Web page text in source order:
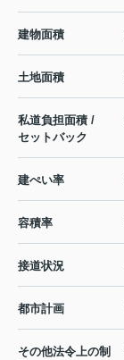
建物面積
土地面積
私道負担面積 /
セットバック
建ぺい率
容積率
接道状況
都市計画
その他法令上の制